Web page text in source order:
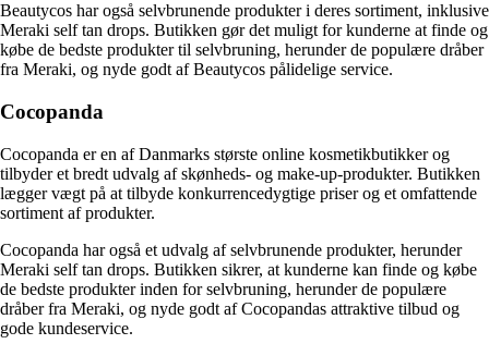
Beautycos har også selvbrunende produkter i deres sortiment, inklusive
Meraki self tan drops. Butikken gør det muligt for kunderne at finde og
købe de bedste produkter til selvbruning, herunder de populære dråber
fra Meraki, og nyde godt af Beautycos pålidelige service.
Cocopanda
Cocopanda er en af Danmarks største online kosmetikbutikker og
tilbyder et bredt udvalg af skønheds- og make-up-produkter. Butikken
lægger vægt på at tilbyde konkurrencedygtige priser og et omfattende
sortiment af produkter.
Cocopanda har også et udvalg af selvbrunende produkter, herunder
Meraki self tan drops. Butikken sikrer, at kunderne kan finde og købe
de bedste produkter inden for selvbruning, herunder de populære
dråber fra Meraki, og nyde godt af Cocopandas attraktive tilbud og
gode kundeservice.